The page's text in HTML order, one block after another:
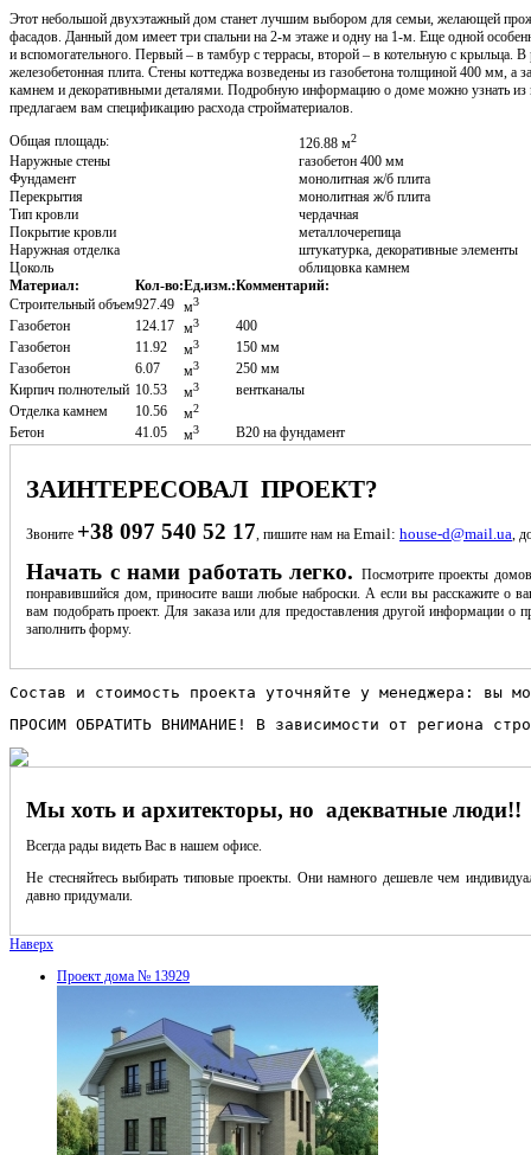
Этот небольшой двухэтажный дом станет лучшим выбором для семьи, желающей
фасадов. Данный дом имеет три спальни на 2-м этаже и одну на 1-м. Еще одной
и вспомогательного. Первый – в тамбур с террасы, второй – в котельную с крыльца.
железобетонная плита. Стены коттеджа возведены из газобетона толщиной 400 мм, а
камнем и декоративными деталями. Подробную информацию о доме можно узнать из
предлагаем вам спецификацию расхода стройматериалов.
Общая площадь:
126.88 м2
Наружные стены
газобетон 400 мм
Фундамент
монолитная ж/б плита
Перекрытия
монолитная ж/б плита
Тип кровли
чердачная
Покрытие кровли
металлочерепица
Наружная отделка
штукатурка, декоративные элементы
Цоколь
облицовка камнем
Материал:
Кол-во:Ед.изм.:Комментарий:
Строительный объем927.49 м3
Газобетон 124.17 м3
400
Газобетон
11.92 м3
150 мм
Газобетон
6.07 м3
250 мм
Кирпич полнотелый 10.53 м3
вентканалы
Отделка камнем
10.56 м2
Бетон 41.05 м3 В20 на фундамент
ЗАИНТЕРЕСОВАЛ ПРОЕКТ?
Звоните +38 097 540 52 17 , пишите нам на Email: house-d@mail.ua ,
Начать с нами работать легко. Посмотрите проекты
понравившийся дом, приносите ваши любые наброски. А если вы расскажите о
вам подобрать проект. Для заказа или для предоставления другой информации о
заполнить форму.
Состав и стоимость проекта уточняйте у менеджера:
ПРОСИМ ОБРАТИТЬ ВНИМАНИЕ! В зависимости от региона
Мы хоть и архитекторы, но адекватные люди!!
Всегда рады видеть Вас в нашем офисе.
Не стесняйтесь выбирать типовые проекты. Они намного дешевле чем
давно придумали.
Наверх
Проект дома № 13929